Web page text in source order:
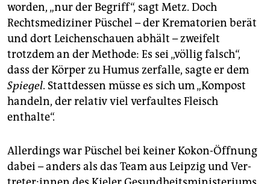
worden, „nur der Begriff“, sagt Metz. Doch
Rechtsmediziner ­Püschel – der Krematorien berät
und dort Leichenschauen abhält – zweifelt
trotzdem an der ­Methode: Es sei „völlig falsch“,
dass der Körper zu ­Humus zerfalle, sagte er dem ­
Spiegel. Stattdessen müsse es sich um „Kompost
handeln, der relativ viel verfaultes Fleisch
enthalte“.
Allerdings war Püschel bei keiner Kokon-Öffnung
dabei – anders als das Team aus Leipzig und Ver­